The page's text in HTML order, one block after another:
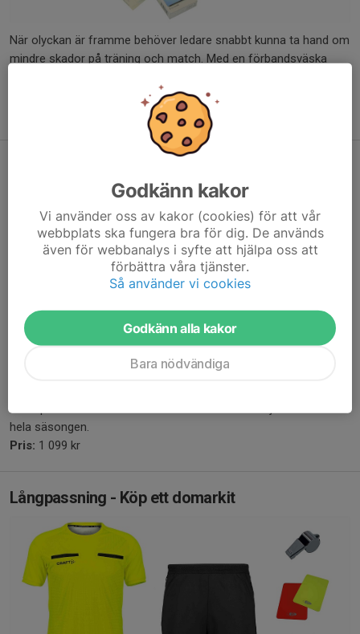
När olyckan är framme behöver ledare snabbt kunna ta hand om
mindre skador på träning och match. Med en förbandsväska
nära till hands och kan lindra smärta direkt på planen.
En lagväska med viktig grundutrustning är perfekt att ha med på
hela säsongen.
Pris: 1 099 kr
Långpassning - Köp ett domarkit
Godkänn kakor
Vi använder oss av kakor (cookies) för att vår
webbplats ska fungera bra för dig. De används
även för webbanalys i syfte att hjälpa oss att
förbättra våra tjänster.
Så använder vi cookies
Godkänn alla kakor
Bara nödvändiga